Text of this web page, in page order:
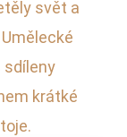
svět a
sdíleny
krátké